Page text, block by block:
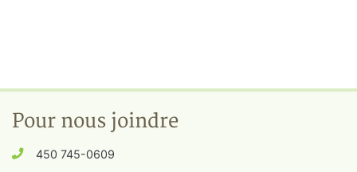
Pour nous joindre
450 745-0609